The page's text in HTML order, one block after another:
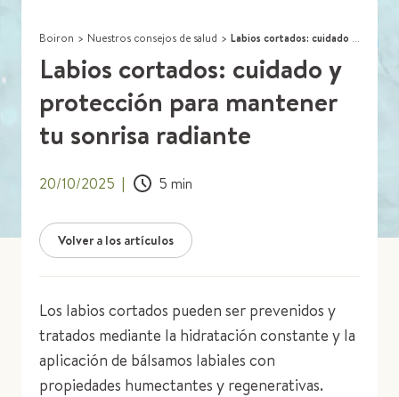
Boiron > Nuestros consejos de salud > Labios cortados: cuidado y protección para mantener tu sonrisa radiante
Labios cortados: cuidado y
protección para mantener
tu sonrisa radiante
20/10/2025 | 5 min
Volver a los artículos
Los labios cortados pueden ser prevenidos y
tratados mediante la hidratación constante y la
aplicación de bálsamos labiales con
propiedades humectantes y regenerativas.